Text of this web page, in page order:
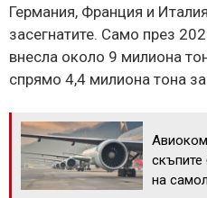
Германия, Франция и
засегнатите. Само през
внесла около 9 милиона
спрямо 4,4 милиона тона
скъпите
на